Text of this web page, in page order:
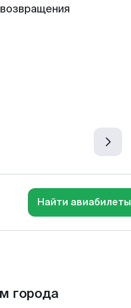
Найти авиабилеты
города